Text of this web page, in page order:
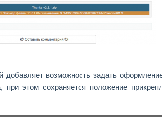
возможность задать
этом сохраняется положение